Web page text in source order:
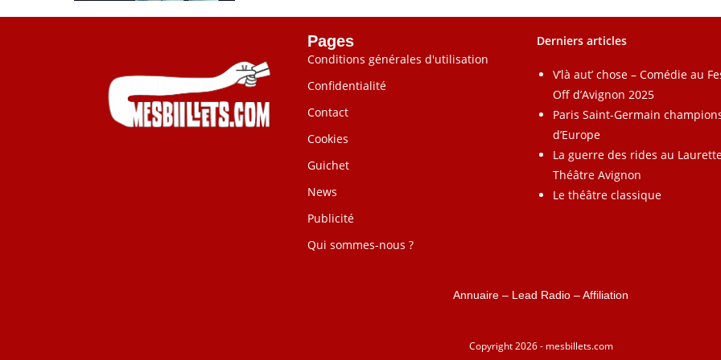
Pages
Conditions générales d'utilisation
Confidentialité
Contact
Cookies
Guichet
News
Publicité
Qui sommes-nous ?
Derniers articles
V’là aut’ chose – Comédie au
Off d’Avignon 2025
Paris Saint-Germain
d’Europe
La guerre des rides au
Théâtre Avignon
Le théâtre classique
Annuaire – Lead Radio –Affiliation
Copyright 2026 - mesbillets.com